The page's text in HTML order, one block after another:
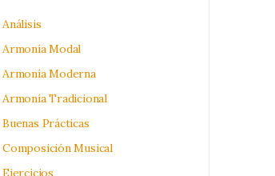
Análisis
Armonía Modal
Armonía Moderna
Armonía Tradicional
Buenas Prácticas
Composición Musical
Ejercicios